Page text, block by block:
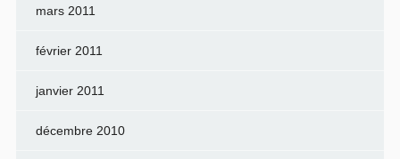
mars 2011
février 2011
janvier 2011
décembre 2010